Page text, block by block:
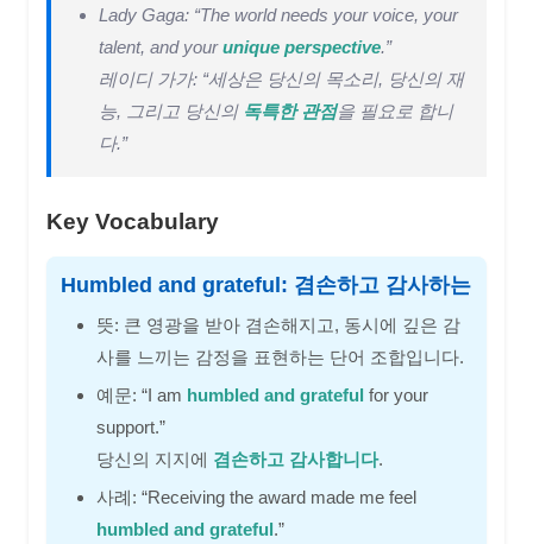
Lady Gaga: “The world needs your voice, your
talent, and yourunique perspective.”
레이디 가가: “세상은 당신의 목소리, 당신의 재
능, 그리고 당신의 독특한 관점을 필요로 합니
다.”
Key Vocabulary
Humbled and grateful: 겸손하고 감사하는
뜻: 큰 영광을 받아 겸손해지고, 동시에 깊은 감
사를 느끼는 감정을 표현하는 단어 조합입니다.
예문: “I am humbled and grateful for your
support.”
당신의 지지에 겸손하고 감사합니다.
사례: “Receiving the award made me feel
humbled and grateful.”